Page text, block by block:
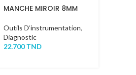
MANCHE MIROIR 8MM
Outils D'instrumentation,
Diagnostic
22.700TND